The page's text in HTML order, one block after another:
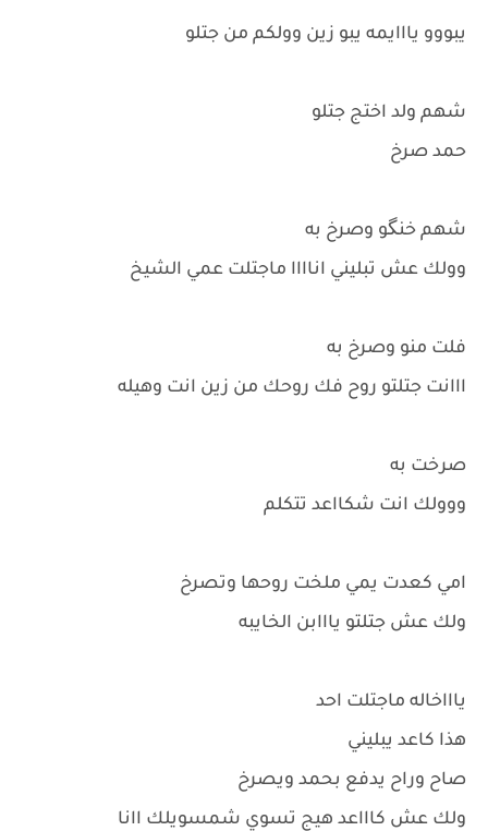
يبووو يااايمه يبو زين وولكم من جتلو
شهم ولد اختج جتلو
حمد صرخ
شهم خنگو وصرخ به
وولك عش تبليني اناااا ماجتلت عمي الشيخ
فلت منو وصرخ به
ااانت جتلتو روح فك روحك من زين انت وهيله
صرخت به
ووولك انت شكااعد تتكلم
امي كعدت يمي ملخت روحها وتصرخ
ولك عش جتلتو يااابن الخايبه
ياااخاله ماجتلت احد
هذا كاعد يبليني
صاح وراح يدفع بحمد ويصرخ
ولك عش كاااعد هيج تسوي شمسويلك اانا